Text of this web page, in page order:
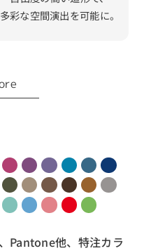
多彩な空間演出を可能に。
Pantone他、特注カラ